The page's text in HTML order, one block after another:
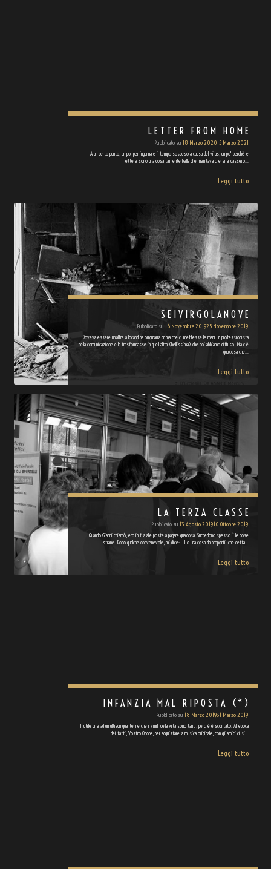
LETTER FROM HOME
Pubblicato su 18 Marzo 202015 Marzo 2021
A un certo punto, un po' per ingannare il tempo sospeso a causa del virus, un po' perchè le
lettere sono una cosa talmente bella che meritava che si andassero…
Leggi tutto
SEIVIRGOLANOVE
Pubblicato su 16 Novembre 201925 Novembre 2019
Doveva essere un'altra la locandina originaria prima che ci mettesse le mani un professionista
della comunicazione e la trasformasse in quell'altra (bellissima) che poi abbiamo diffuso. Ma c'è
qualcosa che…
Leggi tutto
LA TERZA CLASSE
Pubblicato su 13 Agosto 201910 Ottobre 2019
Quando Gianni chiamò, ero in fila alle poste a pagare qualcosa. Succedono spesso lì le cose
strane. Dopo qualche convenevole, mi dice: - Ho una cosa da proporti. che detta…
Leggi tutto
INFANZIA MAL RIPOSTA (*)
Pubblicato su 18 Marzo 201931 Marzo 2019
Inutile dire ad un ultracinquantenne che i vinili della vita sono tanti, perché è scontato. All’epoca
dei fatti, Vostro Onore, per acquistare la musica originale, con gli amici ci si…
Leggi tutto